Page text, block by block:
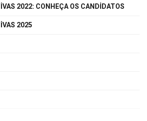
2022: CONHEÇA OS CANDIDATOS
2025